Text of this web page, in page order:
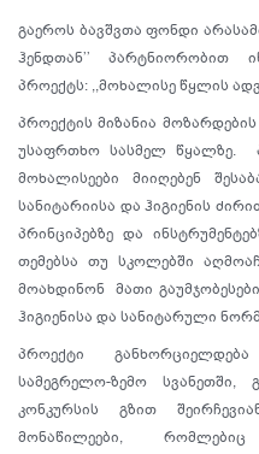
გაეროს ბავშვთა ფონდი
ჰენდთან’’ პარტნიორობით
პროექტს: ,,მოხალისე წყლის
პროექტის მიზანია
უსაფრთხო სასმელ წყალზე.
მოხალისეები მიიღებენ
სანიტარიისა და ჰიგიენის
პრინციპებზე და
თემებსა თუ სკოლებში
მოახდინონ მათი
ჰიგიენისა და სანიტარული
პროექტი განხორციელდება
სამეგრელო-ზემო სვანეთში,
კონკურსის გზით
მონაწილეები,